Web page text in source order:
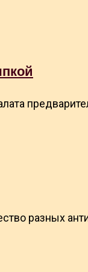
разных